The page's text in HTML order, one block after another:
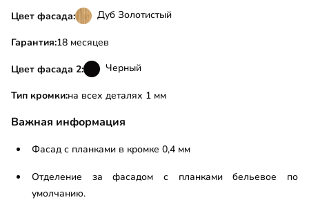
Цвет фасада: Дуб Золотистый
Гарантия:18 месяцев
Цвет фасада 2: Черный
Тип кромки:на всех деталях 1 мм
Важная информация
Фасад с планками в кромке 0,4 мм
Отделение за фасадом с планками бельевое по
умолчанию.